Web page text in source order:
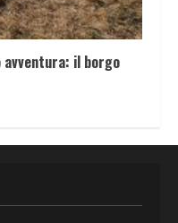
avventura: il borgo